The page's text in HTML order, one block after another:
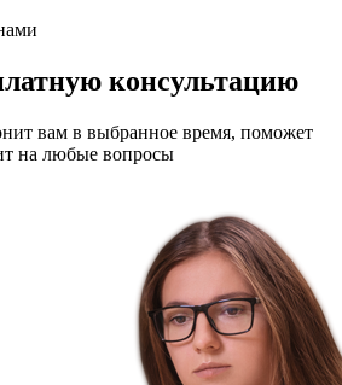
консультацию
вам в выбранное время, поможет
на любые вопросы